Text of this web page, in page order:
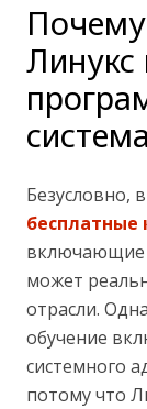
Линукс
Безусловно,
бесплатные
включающие
может
отрасли.
обучение
системного
потому что